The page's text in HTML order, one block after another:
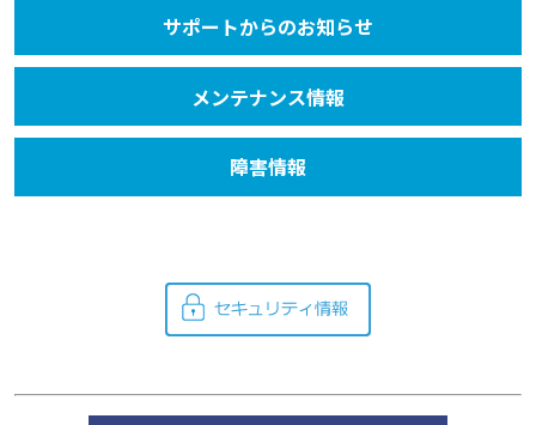
サポートからのお知らせ
メンテナンス情報
障害情報